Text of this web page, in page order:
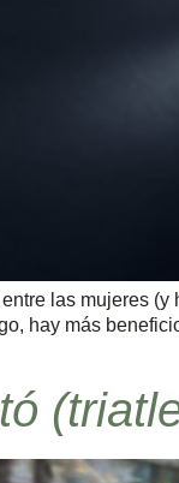
las mujeres (y
hay más